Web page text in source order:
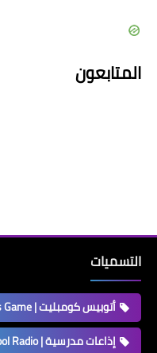
المتابعون
التسميات
أتوبيس كومبليت | Complete Bus Game
إذاعات مدرسية | School Radio